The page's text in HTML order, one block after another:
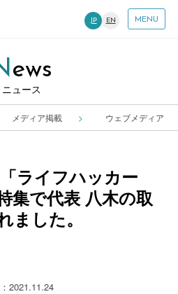
JP EN MENU
News
ニュース
メディア掲載 ウェブメディア「
ライフハッカー
集で代表 八木の取
ました。
2021.11.24